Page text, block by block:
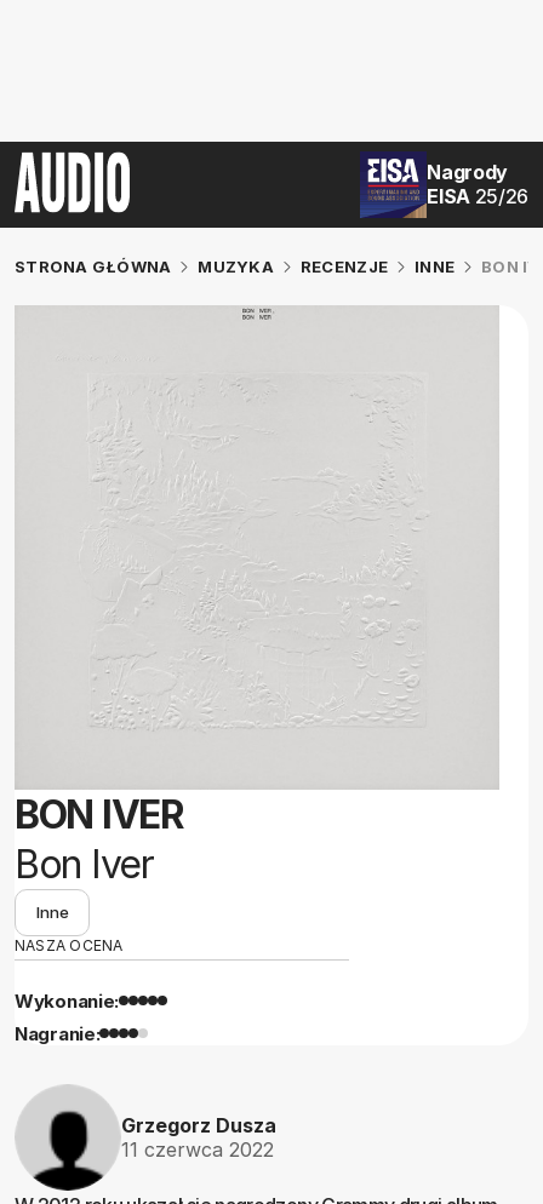
Nagrody
EISA 25/26
STRONA GŁÓWNA MUZYKA RECENZJE INNE BON
BON IVER
Bon Iver
Inne
NASZA OCENA
Wykonanie:
Nagranie:
Grzegorz Dusza
11 czerwca 2022